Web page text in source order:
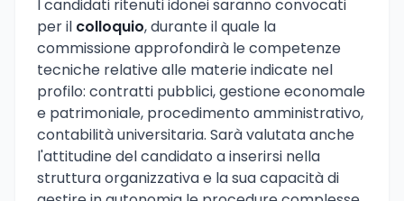
I candidati ritenuti idonei saranno convocati
per il colloquio, durante il quale la
commissione approfondirà le competenze
tecniche relative alle materie indicate nel
profilo: contratti pubblici, gestione economale
e patrimoniale, procedimento amministrativo,
contabilità universitaria. Sarà valutata anche
l'attitudine del candidato a inserirsi nella
struttura organizzativa e la sua capacità di